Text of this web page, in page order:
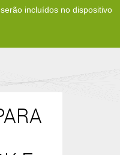
incluídos no dispositivo